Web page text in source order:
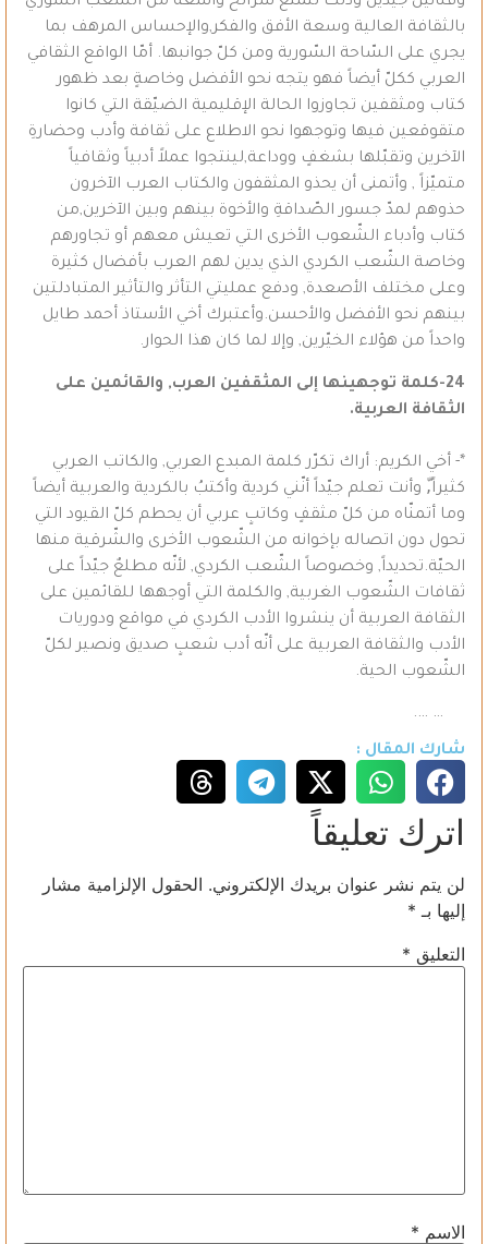
بالثقافة العالية وسعة الأفق والفكر,والإحساس المرهف بما
يجري على السّاحة السّورية ومن كلّ جوانبها. أمّا الواقع الثقافي
العربي ككلّ أيضاً فهو يتجه نحو الأفضل وخاصةٍ بعد ظهور
كتاب ومثقفين تجاوزوا الحالة الإقليمية الضيّقة التي كانوا
متقوقعين فيها وتوجهوا نحو الاطلاع على ثقافة وأدب وحضارةِ
الآخرين وتقبّلها بشغفٍ ووداعة,لينتجوا عملاً أدبياً وثقافياً
متميّزاً , وأتمنى أن يحذو المثقفون والكتاب العرب الآخرون
حذوهم لمدّ جسور الصّداقةِ والأخوة بينهم وبين الآخرين,من
كتاب وأدباء الشّعوب الأخرى التي تعيش معهم أو تجاورهم
وخاصة الشّعب الكردي الذي يدين لهم العرب بأفضال كثيرة
وعلى مختلف الأصعدة, ودفع عمليتي التأثر والتأثير المتبادلتين
بينهم نحو الأفضل والأحسن.وأعتبرك أخي الأستاذ أحمد طايل
واحداً من هؤلاء الخيّرين, وإلا لما كان هذا الحوار.
24-كلمة توجهينها إلى المثقفين العرب, والقائمين على
الثقافة العربية.
*- أخي الكريم: أراك تكرّر كلمة المبدع العربي, والكاتب العربي
كثيراً,ّ وأنت تعلم جيّداً أنّني كردية وأكتبُ بالكردية والعربية أيضاً
وما أتمنّاه من كلّ مثقفٍ وكاتبٍ عربي أن يحطم كلّ القيود التي
تحول دون اتصاله بإخوانه من الشّعوب الأخرى والشّرقية منها
الحيّة.تحديداً, وخصوصاً الشّعب الكردي, لأنّه مطلعٌ جيّداً على
ثقافات الشّعوب الغربية, والكلمة التي أوجهها للقائمين على
الثقافة العربية أن ينشروا الأدب الكردي في مواقع ودوريات
الأدب والثقافة العربية على أنّه أدب شعبٍ صديق ونصير لكلّ
الشّعوب الحية.
… ….
شارك المقال :
اترك تعليقاً
لن يتم نشر عنوان بريدك الإلكتروني. الحقول الإلزامية مشار
إليها بـ *
التعليق *
الاسم *